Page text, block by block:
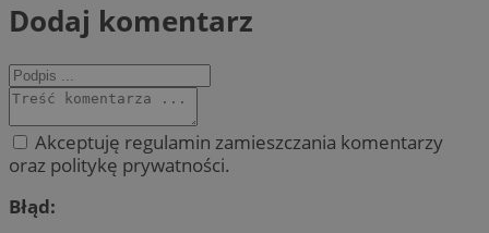
Dodaj komentarz
Akceptuję regulamin zamieszczania komentarzy
oraz politykę prywatności.
Błąd: